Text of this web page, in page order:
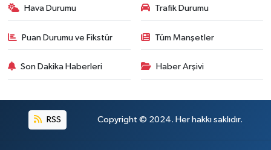
Hava Durumu Trafik Durumu
Puan Durumu ve Fikstür Tüm Manşetler
Son Dakika Haberleri Haber Arşivi
RSS Copyright © 2024. Her hakkı saklıdır.